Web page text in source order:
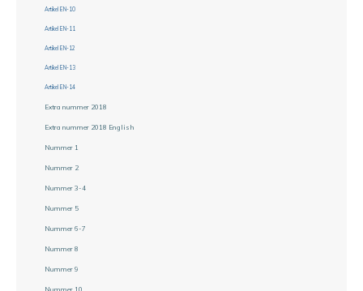
Artikel EN-10
Artikel EN-11
Artikel EN-12
Artikel EN-13
Artikel EN-14
Extra nummer 2018
Extra nummer 2018 English
Nummer 1
Nummer 2
Nummer 3-4
Nummer 5
Nummer 6-7
Nummer 8
Nummer 9
Nummer 10